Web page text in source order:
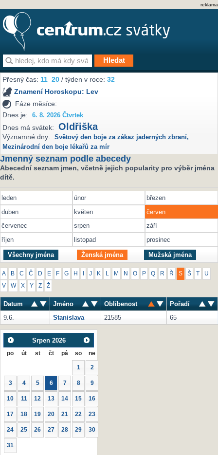
reklama
Přesný čas:11 20 / týden v roce:32
Znamení Horoskopu: Lev
Fáze měsíce:
Dnes je:
6. 8. 2026 Čtvrtek
Dnes má svátek: Oldřiška
Významné dny: Světový den boje za zákaz jaderných zbraní,
Mezinárodní den boje lékařů za mír
Jmenný seznam podle abecedy
Abecední seznam jmen, včetně jejich popularity pro výběr jména
dítě.
leden únor
březen
duben
květen
červen
červenec
srpen
září
říjen
listopad prosinec
Všechny jména Ženská jména Mužská jména
A B C Č D E F G H J K M N O P Q R Ř S Š U
V W X Y Z Ž
Datum Jméno Oblíbenost
Pořadí
9.6.
Stanislava 21585 65
Srpen 2026
po út st čt pá so ne
1 2
3 4 5 6 7 8 9
10 11 12 13 14 15 16
17 18 19 20 21 22 23
24 25 26 27 28 29 30
31